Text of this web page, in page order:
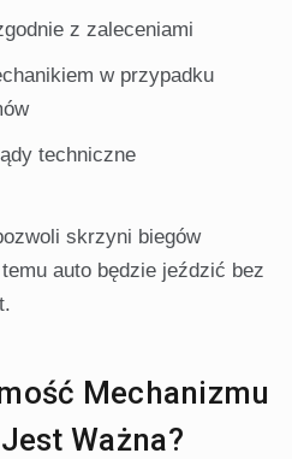
z zaleceniami
w przypadku
techniczne
skrzyni biegów
auto będzie jeździć bez
Mechanizmu
Ważna?